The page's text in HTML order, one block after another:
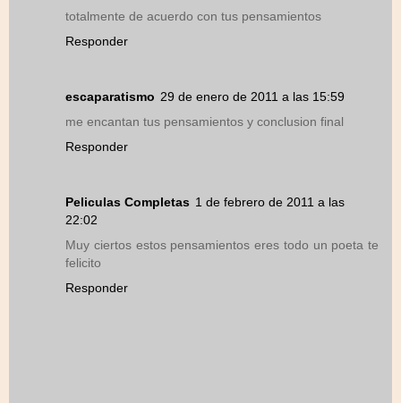
totalmente de acuerdo con tus pensamientos
Responder
escaparatismo 29 de enero de 2011 a las 15:59
me encantan tus pensamientos y conclusion final
Responder
Peliculas Completas 1 de febrero de 2011 a las
22:02
Muy ciertos estos pensamientos eres todo un poeta te
felicito
Responder